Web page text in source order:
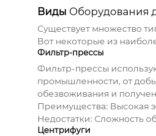
Виды Оборудования
Существует множество
Вот некоторые из
Фильтр-прессы
Фильтр-прессы
промышленности, от
обезвоживания и
Преимущества: Высокая
Недостатки: Сложность
Центрифуги